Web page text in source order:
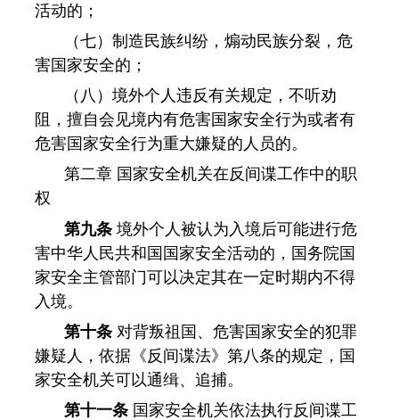
活动的；
（七）制造民族纠纷，煽动民族分裂，危
害国家安全的；
（八）境外个人违反有关规定，不听劝
阻，擅自会见境内有危害国家安全行为或者有
危害国家安全行为重大嫌疑的人员的。
第二章 国家安全机关在反间谍工作中的职
权
第九条境外个人被认为入境后可能进行危
害中华人民共和国国家安全活动的，国务院国
家安全主管部门可以决定其在一定时期内不得
入境。
第十条对背叛祖国、危害国家安全的犯罪
嫌疑人，依据《反间谍法》第八条的规定，国
家安全机关可以通缉、追捕。
第十一条国家安全机关依法执行反间谍工